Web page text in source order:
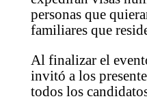
personas que
familiares que
Al finalizar el
invitó a los
todos los